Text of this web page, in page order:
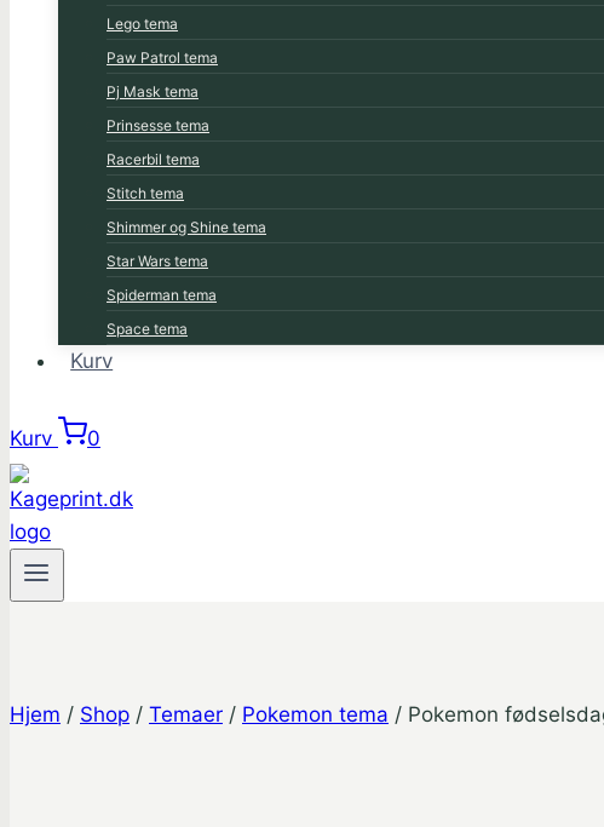
Lego tema
Paw Patrol tema
Pj Mask tema
Prinsesse tema
Racerbil tema
Stitch tema
Shimmer og Shine tema
Star Wars tema
Spiderman tema
Space tema
Kurv
Kurv 0
Hjem / Shop / Temaer / Pokemon tema / Pokemon